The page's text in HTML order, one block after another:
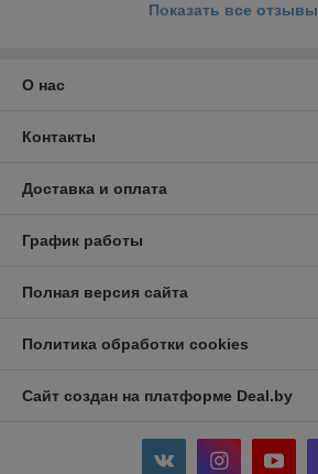
Показать все отзывы
О нас
Контакты
Доставка и оплата
График работы
Полная версия сайта
Политика обработки cookies
Сайт создан на платформе Deal.by